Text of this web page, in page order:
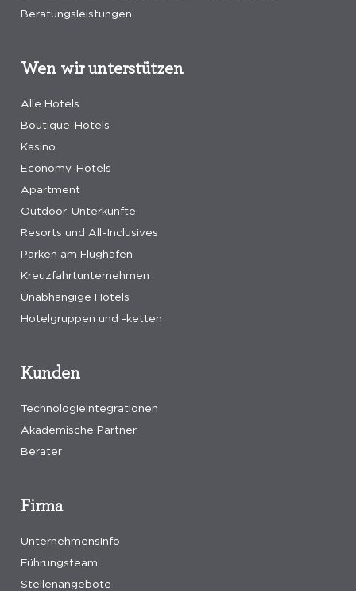
Beratungsleistungen
Wen wir unterstützen
Alle Hotels
Boutique-Hotels
Kasino
Economy-Hotels
Apartment
Outdoor-Unterkünfte
Resorts und All-Inclusives
Parken am Flughafen
Kreuzfahrtunternehmen
Unabhängige Hotels
Hotelgruppen und -ketten
Firma
Unternehmensinfo
Führungsteam
Stellenangebote
Kunden
Technologieintegrationen
Akademische Partner
Berater